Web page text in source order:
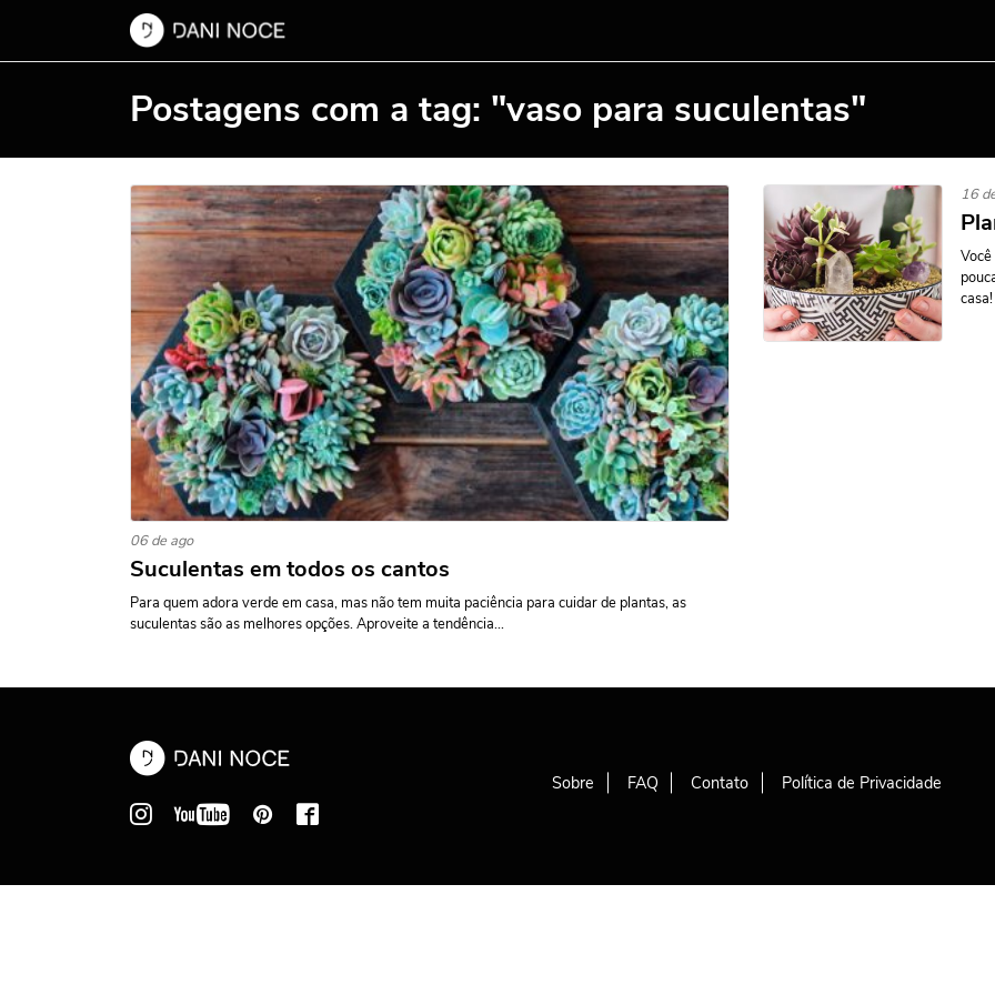
Postagens com a tag: "vaso para suculentas"
06 de ago
Suculentas em todos os cantos
Para quem adora verde em casa, mas não tem muita paciência para cuidar de plantas, as
suculentas são as melhores opções. Aproveite a tendência...
16
Sobre FAQ Contato Política de Privacidade